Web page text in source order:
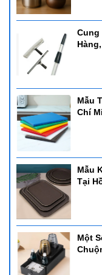
Cung
Mẫu
Chí
Mẫu
Tại
Một